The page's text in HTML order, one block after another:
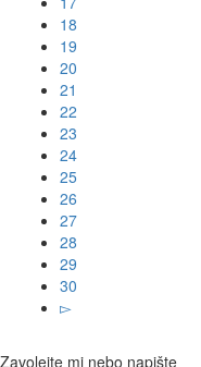
18
19
20
21
22
23
24
25
26
27
28
29
30
▻
Zavolejte mi nebo napište